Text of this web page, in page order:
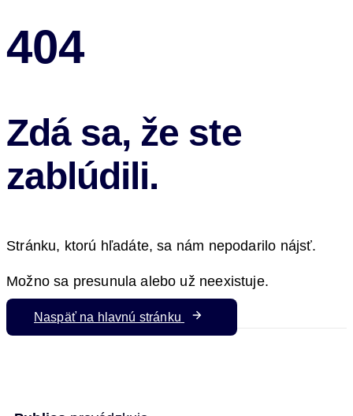
404
Zdá sa, že ste
zablúdili.
Stránku, ktorú hľadáte, sa nám nepodarilo nájsť.
Možno sa presunula alebo už neexistuje.
Naspäť na hlavnú stránku